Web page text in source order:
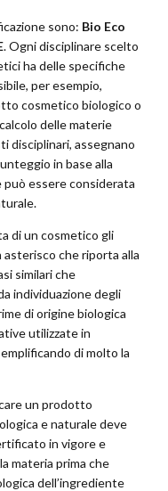
sono: Bio Eco
. Ogni disciplinare scelto
ha delle specifiche
per esempio,
cosmetico biologico o
delle materie
disciplinari, assegnano
in base alla
può essere considerata
di un cosmetico gli
che riporta alla
similari che
individuazione degli
di origine biologica
utilizzate in
di molto la
un prodotto
e naturale deve
in vigore e
materia prima che
dell’ingrediente